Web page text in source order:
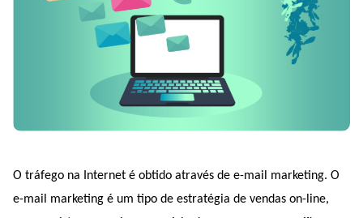
O tráfego na Internet é obtido através de e-mail marketing. O
e-mail marketing é um tipo de estratégia de vendas on-line,